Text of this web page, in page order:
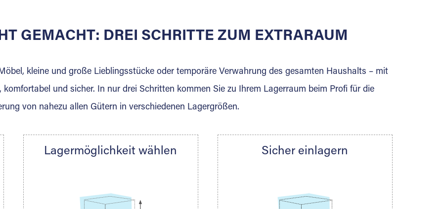
für die Einlagerung von Umzugsgut gebaut wurde? Werden Sie jetzt Extraraum Partner und
Ihre Nachricht.
GEMACHT: DREI SCHRITTE ZUM EXTRARAUM
kleine und große Lieblingsstücke oder temporäre Verwahrung des gesamten Haushalts – mit
und sicher. In nur drei Schritten kommen Sie zu Ihrem Lagerraum beim Profi für die
von nahezu allen Gütern in verschiedenen Lagergrößen.
Lagermöglichkeit wählen Sicher einlagern